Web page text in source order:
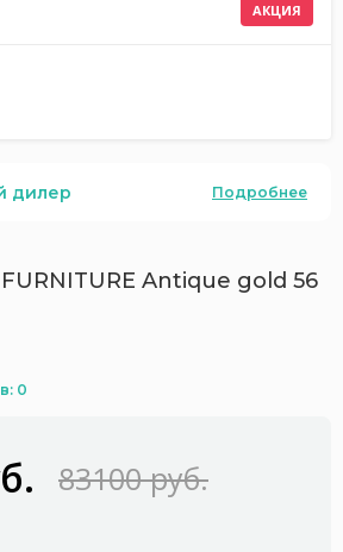
АКЦИЯ
дилер Подробнее
FURNITURE Antique gold 56
0
83100 руб.